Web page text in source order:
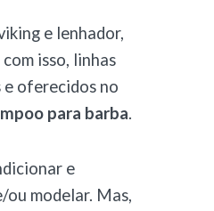
e lenhador,
isso, linhas
e oferecidos no
para barba.
e
modelar. Mas,